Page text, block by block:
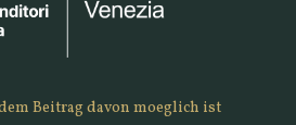
Beitrag davon moeglich ist